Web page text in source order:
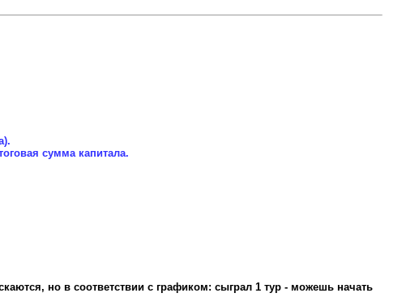
сумма капитала.
но в соответствии с графиком: сыграл 1 тур - можешь начать